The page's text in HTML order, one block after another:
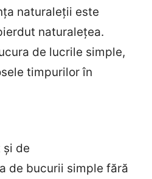
naturaleții este
naturalețea.
de lucrile simple,
timpurilor în
și de
de bucurii simple fără